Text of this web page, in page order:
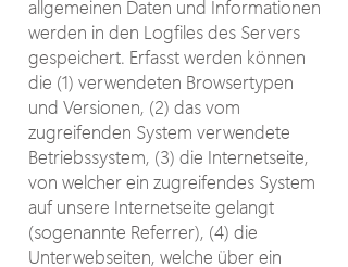
allgemeinen Daten und Informationen
werden in den Logfiles des Servers
gespeichert. Erfasst werden können
die (1) verwendeten Browsertypen
und Versionen, (2) das vom
zugreifenden System verwendete
Betriebssystem, (3) die Internetseite,
von welcher ein zugreifendes System
auf unsere Internetseite gelangt
(sogenannte Referrer), (4) die
Unterwebseiten, welche über ein